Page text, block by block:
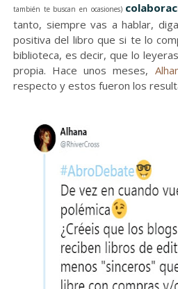
también te buscan en ocasiones)
tanto, siempre vas a hablar,
positiva del libro que si te lo
biblioteca, es decir, que lo
propia. Hace unos meses,
respecto y estos fueron los